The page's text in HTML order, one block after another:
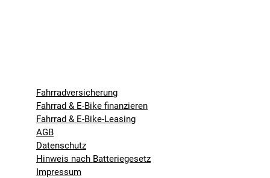
Fahrradversicherung
Fahrrad & E-Bike finanzieren
Fahrrad & E-Bike-Leasing
AGB
Datenschutz
Hinweis nach Batteriegesetz
Impressum